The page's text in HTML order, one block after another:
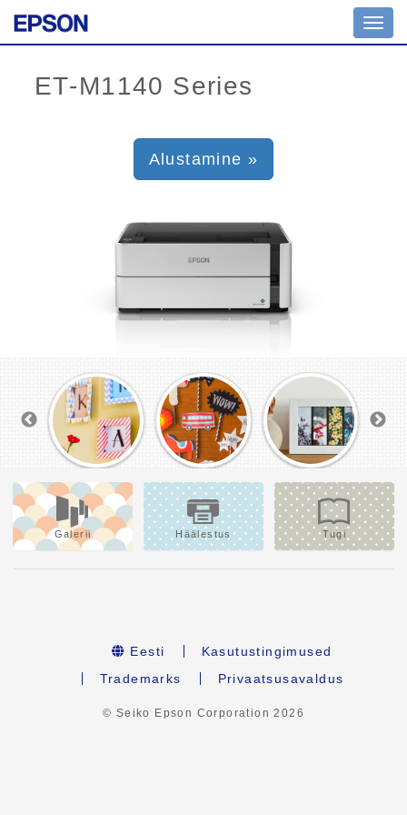
Alustamine »
Galerii Häälestus Tugi
Eesti
Kasutustingimused
Trademarks
Privaatsusavaldus
© Seiko Epson Corporation2026